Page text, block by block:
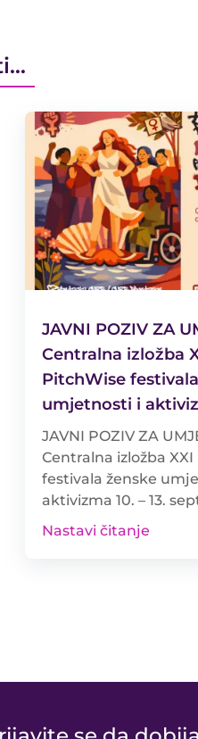
JAVNI POZIV ZA
Centralna izložba
PitchWise
umjetnosti i
JAVNI POZIV ZA
Centralna izložba
festivala ženske
aktivizma 10. – 13.
Nastavi čitanje